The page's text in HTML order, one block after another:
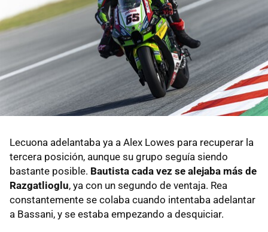
Lecuona adelantaba ya a Alex Lowes para recuperar la
tercera posición, aunque su grupo seguía siendo
bastante posible. Bautista cada vez se alejaba más de
Razgatlioglu, ya con un segundo de ventaja. Rea
constantemente se colaba cuando intentaba adelantar
a Bassani, y se estaba empezando a desquiciar.